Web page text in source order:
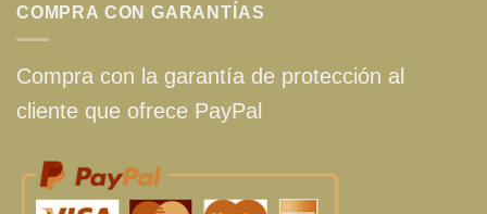
COMPRA CON GARANTÍAS
Compra con la garantía de protección al
cliente que ofrece PayPal